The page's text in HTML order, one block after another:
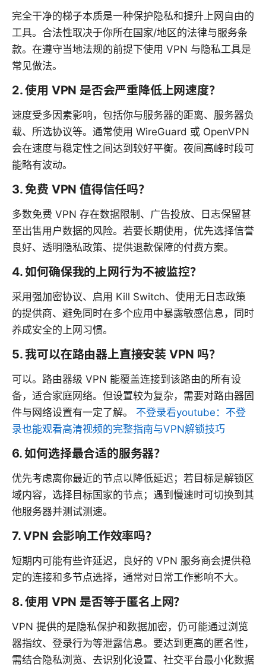
完全干净的梯子本质是一种保护隐私和提升上网自由的
工具。合法性取决于你所在国家/地区的法律与服务条
款。在遵守当地法规的前提下使用 VPN 与隐私工具是
常见做法。
2. 使用 VPN 是否会严重降低上网速度？
速度受多因素影响，包括你与服务器的距离、服务器负
载、所选协议等。通常使用 WireGuard 或 OpenVPN
会在速度与稳定性之间达到较好平衡。夜间高峰时段可
能略有波动。
3. 免费 VPN 值得信任吗？
多数免费 VPN 存在数据限制、广告投放、日志保留甚
至出售用户数据的风险。若要长期使用，优先选择信誉
良好、透明隐私政策、提供退款保障的付费方案。
4. 如何确保我的上网行为不被监控？
采用强加密协议、启用 Kill Switch、使用无日志政策
的提供商、避免同时在多个应用中暴露敏感信息，同时
养成安全的上网习惯。
5. 我可以在路由器上直接安装 VPN 吗？
可以。路由器级 VPN 能覆盖连接到该路由的所有设
备，适合家庭网络。但设置较为复杂，需要对路由器固
件与网络设置有一定了解。 不登录看youtube：不登
录也能观看高清视频的完整指南与VPN解锁技巧
6. 如何选择最合适的服务器？
优先考虑离你最近的节点以降低延迟；若目标是解锁区
域内容，选择目标国家的节点；遇到慢速时可切换到其
他服务器并测试测速。
7. VPN 会影响工作效率吗？
短期内可能有些许延迟，良好的 VPN 服务商会提供稳
定的连接和多节点选择，通常对日常工作影响不大。
8. 使用 VPN 是否等于匿名上网？
VPN 提供的是隐私保护和数据加密，仍可能通过浏览
器指纹、登录行为等泄露信息。要达到更高的匿名性，
需结合隐私浏览、去识别化设置、社交平台最小化数据